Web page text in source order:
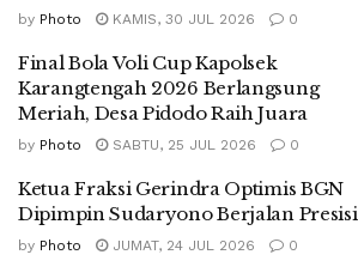
by Photo KAMIS, 30 JUL 2026 0
Final Bola Voli Cup Kapolsek
Karangtengah 2026 Berlangsung
Meriah, Desa Pidodo Raih Juara
by Photo SABTU, 25 JUL 2026 0
Ketua Fraksi Gerindra Optimis BGN
Dipimpin Sudaryono Berjalan Presisi
by Photo JUMAT, 24 JUL 2026 0